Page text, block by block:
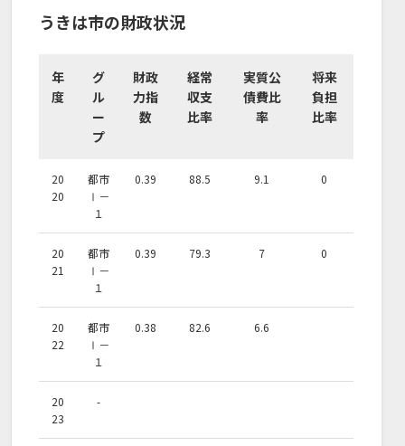
うきは市の財政状況
年
度
グ
ル
ー
プ
財政
力指
数
経常
収支
比率
実質公
債費比
率
将来
負担
比率
20
20
都市
Ⅰ－
１
0.39 88.5 9.1 0
20
21
都市
Ⅰ－
１
0.39 79.3 7 0
20
22
都市
Ⅰ－
１
0.38 82.6 6.6
20
23
-